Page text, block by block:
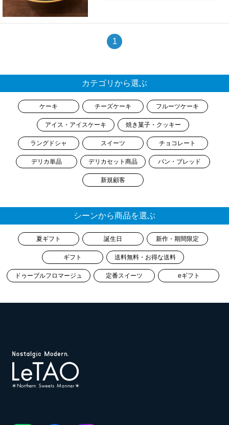
1
カテゴリから選ぶ
ケーキ チーズケーキ フルーツケーキ
アイス・アイスケーキ 焼き菓子・クッキー
ラングドシャ スイーツ チョコレート
デリカ単品 デリカセット商品 パン・ブレッド
新規顧客
シーンから商品を選ぶ
夏ギフト 誕生日 新作・期間限定
ギフト 送料無料・お得な送料
ドゥーブルフロマージュ 定番スイーツ eギフト